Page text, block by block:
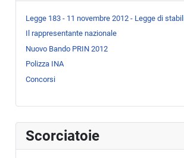
Scorciatoie
Legge 183 - 11 novembre 2012 - Legge di
Il rappresentante nazionale
Nuovo Bando PRIN 2012
Polizza INA
Concorsi